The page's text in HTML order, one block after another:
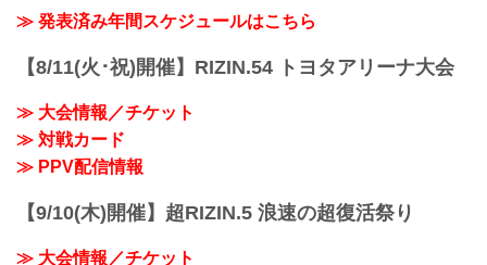
カイル・アグォン2
関連記事
BACKSTAGE G...
≫ 試合結果詳細
RIZIN MMAルール：5分 3R（54.0kg）
いきます。
≫ 発表済み年間スケジュールはこちら
【8/11(火･祝)開催】RIZIN.54 トヨタアリーナ大会
≫ 大会情報／チケット
≫ 対戦カード
≫ PPV配信情報
【9/10(木)開催】超RIZIN.5 浪速の超復活祭り
≫ 大会情報／チケット